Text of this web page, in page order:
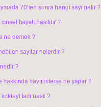
70’ten sonra hangi sayı gelir ?
hayatı nasıldır ?
ne demek ?
sayılar nelerdir ?
nedir ?
hakkında hayır isterse ne yapar ?
tadı nasıl ?